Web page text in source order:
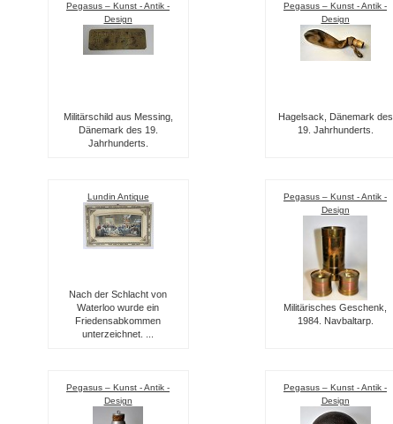
Pegasus – Kunst - Antik -
Design
Militärschild aus Messing,
Dänemark des 19.
Jahrhunderts.
Pegasus – Kunst - Antik -
Design
Hagelsack, Dänemark des
19. Jahrhunderts.
Lundin Antique
Nach der Schlacht von
Waterloo wurde ein
Friedensabkommen
unterzeichnet. ...
Pegasus – Kunst - Antik -
Design
Militärisches Geschenk,
1984. Navbaltarp.
Pegasus – Kunst - Antik -
Design
Pegasus – Kunst - Antik -
Design